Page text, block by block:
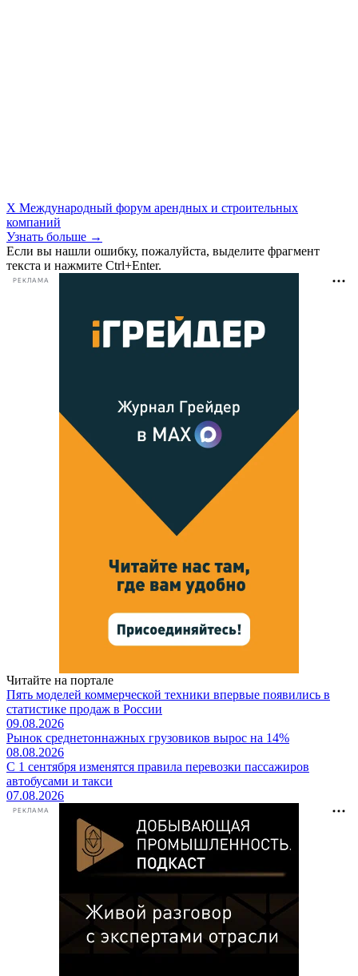
X Международный форум арендных и строительных
компаний
Узнать больше →
Если вы нашли ошибку, пожалуйста, выделите фрагмент
текста и нажмите Ctrl+Enter.
РЕКЛАМА
Читайте на портале
Пять моделей коммерческой техники впервые появились в
статистике продаж в России
09.08.2026
Рынок среднетоннажных грузовиков вырос на 14%
08.08.2026
С 1 сентября изменятся правила перевозки пассажиров
автобусами и такси
07.08.2026
РЕКЛАМА